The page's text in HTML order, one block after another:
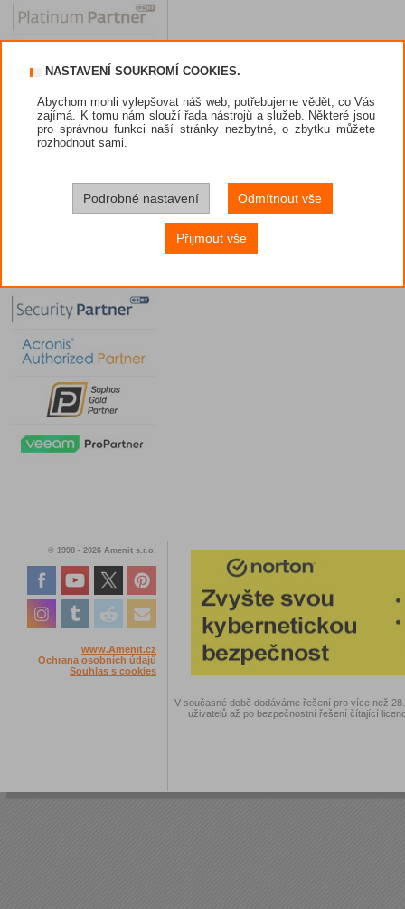
© 1998 - 2026 Amenit s.r.o.
www.Amenit.cz
Ochrana osobních údajů
Souhlas s cookies
V současné době dodáváme řešení pro více než
uživatelů až po bezpečnostní řešení čítající
NASTAVENÍ SOUKROMÍ COOKIES.
Abychom mohli vylepšovat náš web, potřebujeme vědět, co Vás
zajímá. K tomu nám slouží řada nástrojů a služeb. Některé jsou
pro správnou funkci naší stránky nezbytné, o zbytku můžete
rozhodnout sami.
Podrobné nastavení Odmítnout vše
Přijmout vše